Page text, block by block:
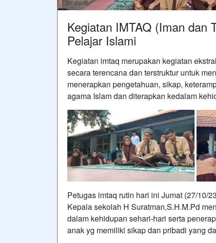
Kegiatan IMTAQ (Iman dan
Pelajar Islami
Kegiatan imtaq merupakan kegiatan
secara terencana dan terstruktur untuk
menerapkan pengetahuan, sikap,
agama Islam dan diterapkan kedalam
Petugas imtaq rutin hari ini Jumat (27/10/
Kepala sekolah H Suratman,S.H.M.Pd
dalam kehidupan sehari-hari serta
anak yg memiliki sikap dan pribadi yang